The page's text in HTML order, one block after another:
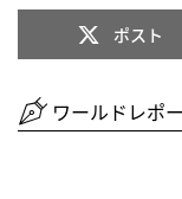
ポスト
ワールドレポ